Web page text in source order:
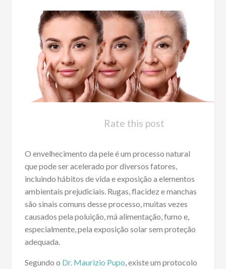
Rate this post
O envelhecimento da pele é um processo natural
que pode ser acelerado por diversos fatores,
incluindo hábitos de vida e exposição a elementos
ambientais prejudiciais. Rugas, flacidez e manchas
são sinais comuns desse processo, muitas vezes
causados pela poluição, má alimentação, fumo e,
especialmente, pela exposição solar sem proteção
adequada.
Segundo o Dr. Maurizio Pupo , existe um protocolo